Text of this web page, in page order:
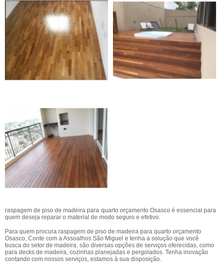
raspagem de piso de madeira para quarto orçamento Osasco é essencial para
quem deseja reparar o material de modo seguro e efetivo.
Para quem procura raspagem de piso de madeira para quarto orçamento
Osasco, Conte com a Assoalhos São Miguel e tenha a solução que você
busca do setor de madeira, são diversas opções de serviços oferecidas, como
para decks de madeira, cozinhas planejadas e pergolados. Tenha inovação
contando com nossos serviços, estamos à sua disposição.